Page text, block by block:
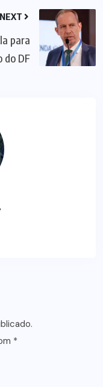
NEXT
para
do DF
*